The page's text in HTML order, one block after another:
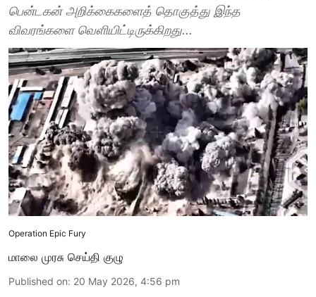
பென்டகன் அறிக்கைகளைத் தொகுத்து இந்த
விவரங்களை வெளியிட்டிருக்கிறது...
Operation Epic Fury
மாலை முரசு செய்தி குழு
Published on: 20 May 2026, 4:56 pm